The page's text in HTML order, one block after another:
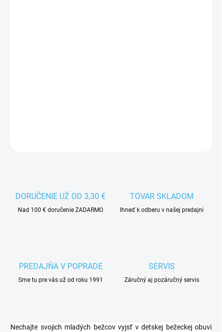
DORUČENIE UŽ OD 3,30 €
Nad 100 € doručenie ZADARMO
TOVAR SKLADOM
Ihneď k odberu v našej predajni
PREDAJŇA V POPRADE
Sme tu pre vás už od roku 1991
SERVIS
Záručný aj pozáručný servis
Nechajte svojich mladých bežcov vyjsť v detskej bežeckej obuvi